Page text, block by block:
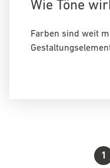
Wie Töne
Farben sind weit
1